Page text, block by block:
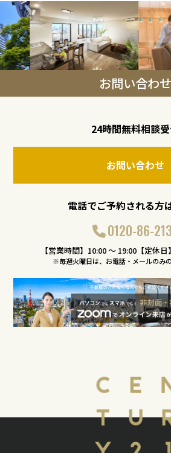
お問い合わせ
24時間無料相談
お問い合わせ
電話でご予約される方
0120-86-
【営業時間】10:00 〜 19:00【定休
※毎週火曜日は、お電話・メールのみ